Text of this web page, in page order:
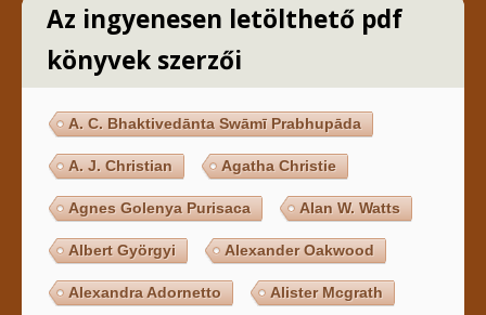
Az ingyenesen letölthető pdf
könyvek szerzői
A. C. Bhaktivedānta Swāmī Prabhupāda
A. J. Christian Agatha Christie
Agnes Golenya Purisaca Alan W. Watts
Albert Györgyi Alexander Oakwood
Alexandra Adornetto Alister Mcgrath